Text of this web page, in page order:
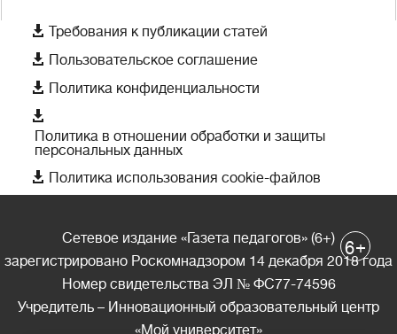
 Требования к публикации статей
 Пользовательское соглашение
 Политика конфиденциальности

Политика в отношении обработки и защиты
персональных данных
 Политика использования cookie-файлов
Сетевое издание «Газета педагогов» (6+)
зарегистрировано Роскомнадзором 14 декабря 2018 года
Номер свидетельства ЭЛ № ФС77-74596
Учредитель – Инновационный образовательный центр
6+